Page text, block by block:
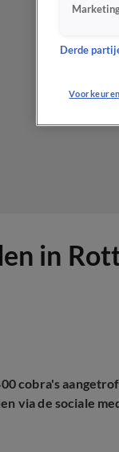
in
cobra's
via de sociale
Derde